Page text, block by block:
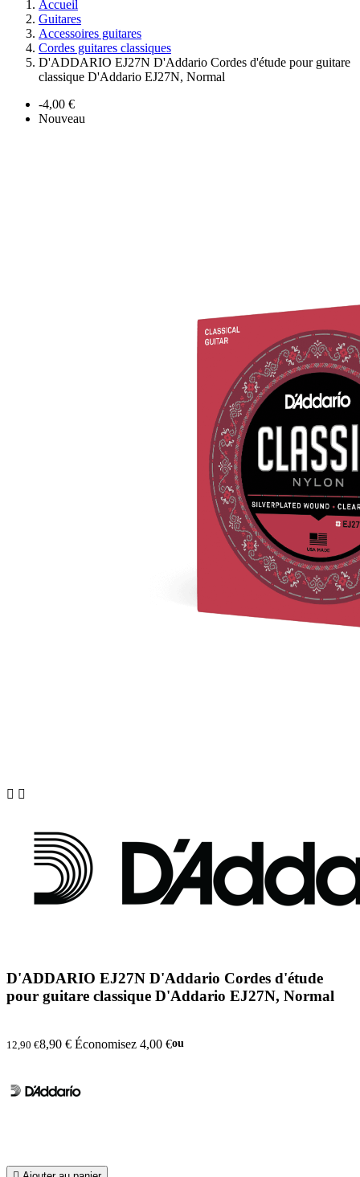
Accueil
Guitares
Accessoires guitares
Cordes guitares classiques
D'ADDARIO EJ27N D'Addario Cordes d'étude pour guitare
classique D'Addario EJ27N, Normal
-4,00 €
Nouveau
 
D'ADDARIO EJ27N D'Addario Cordes d'étude
pour guitare classique D'Addario EJ27N, Normal
12,90 €8,90 € Économisez 4,00 €ou